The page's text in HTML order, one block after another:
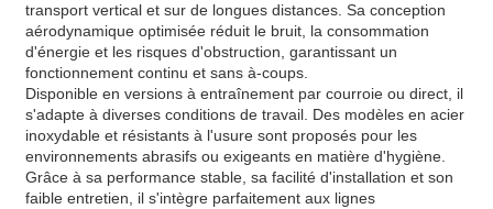
transport vertical et sur de longues distances. Sa conception
aérodynamique optimisée réduit le bruit, la consommation
d'énergie et les risques d'obstruction, garantissant un
fonctionnement continu et sans à-coups.
Disponible en versions à entraînement par courroie ou direct, il
s'adapte à diverses conditions de travail. Des modèles en acier
inoxydable et résistants à l'usure sont proposés pour les
environnements abrasifs ou exigeants en matière d'hygiène.
Grâce à sa performance stable, sa facilité d'installation et son
faible entretien, il s'intègre parfaitement aux lignes